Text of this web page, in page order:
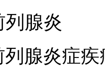
列腺炎
腺炎症